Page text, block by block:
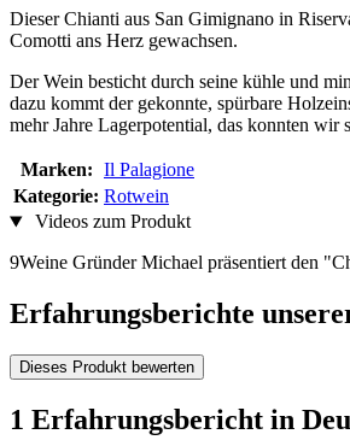
Dieser Chianti aus San Gimignano in
Comotti ans Herz gewachsen.
Der Wein besticht durch seine kühle und
dazu kommt der gekonnte, spürbare
mehr Jahre Lagerpotential, das konnten wir
Marken: Il Palagione
Kategorie: Rotwein
Videos zum Produkt
9Weine Gründer Michael präsentiert den
Erfahrungsberichte
Dieses Produkt bewerten
1 Erfahrungsbericht in